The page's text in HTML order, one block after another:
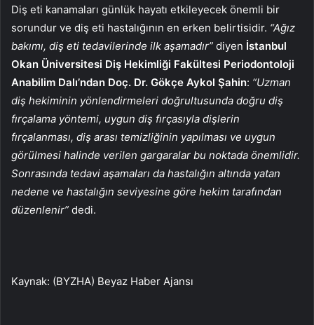
Diş eti kanamaları günlük hayatı etkileyecek önemli bir
sorundur ve diş eti hastalığının en erken belirtisidir. “Ağız
bakımı, diş eti tedavilerinde ilk aşamadır” diyen İstanbul
Okan Üniversitesi Diş Hekimliği Fakültesi Periodontoloji
Anabilim Dalı’ndan Doç. Dr. Gökçe Aykol Şahin: “Uzman
diş hekiminin yönlendirmeleri doğrultusunda doğru diş
fırçalama yöntemi, uygun diş fırçasıyla dişlerin
fırçalanması, diş arası temizliğinin yapılması ve uygun
görülmesi halinde verilen gargaralar bu noktada önemlidir.
Sonrasında tedavi aşamaları da hastalığın altında yatan
nedene ve hastalığın seviyesine göre hekim tarafından
düzenlenir” dedi.
Kaynak: (BYZHA) Beyaz Haber Ajansı